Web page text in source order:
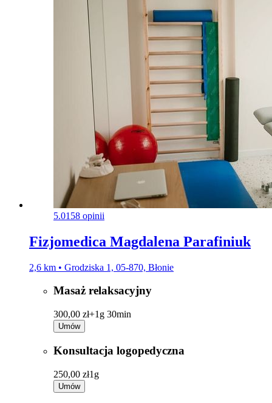
5.0158 opinii
Fizjomedica Magdalena Parafiniuk
2,6 km • Grodziska 1, 05-870, Błonie
Masaż relaksacyjny
300,00 zł+1g 30min
Umów
Konsultacja logopedyczna
250,00 zł1g
Umów